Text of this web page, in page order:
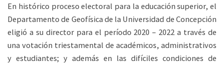
En histórico proceso electoral para la educación superior, el
Departamento de Geofísica de la Universidad de Concepción
eligió a su director para el período 2020 – 2022 a través de
una votación triestamental de académicos, administrativos
y estudiantes; y además en las difíciles condiciones de